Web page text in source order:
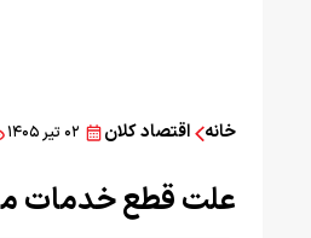
خانه اقتصاد کلان ۰۲ تیر ۱۴۰۵
علت قطع خدمات